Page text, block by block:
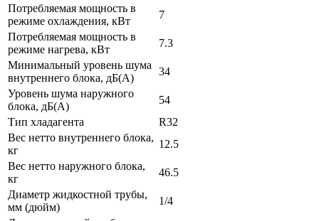
Потребляемая мощность в
режиме охлаждения, кВт
7
Потребляемая мощность в
режиме нагрева, кВт
7.3
Минимальный уровень шума
внутреннего блока, дБ(А)
34
Уровень шума наружного
блока, дБ(А)
54
Тип хладагента
R32
Вес нетто внутреннего блока,
кг
12.5
Вес нетто наружного блока,
кг
46.5
Диаметр жидкостной трубы,
мм (дюйм)
1/4